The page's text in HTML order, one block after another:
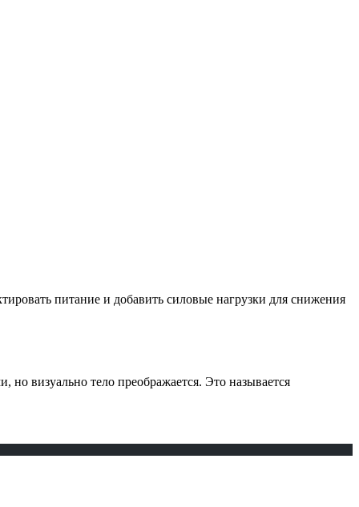
питание и добавить силовые нагрузки для снижения
визуально тело преображается. Это называется